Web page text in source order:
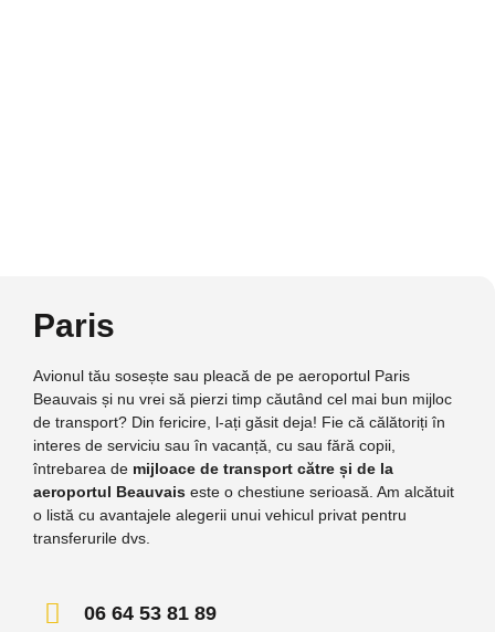
Paris
Avionul tău sosește sau pleacă de pe aeroportul Paris
Beauvais și nu vrei să pierzi timp căutând cel mai bun mijloc
de transport? Din fericire, l-ați găsit deja! Fie că călătoriți în
interes de serviciu sau în vacanță, cu sau fără copii,
întrebarea de mijloace de transport către și de la
aeroportul Beauvais este o chestiune serioasă. Am alcătuit
o listă cu avantajele alegerii unui vehicul privat pentru
transferurile dvs.
06 64 53 81 89